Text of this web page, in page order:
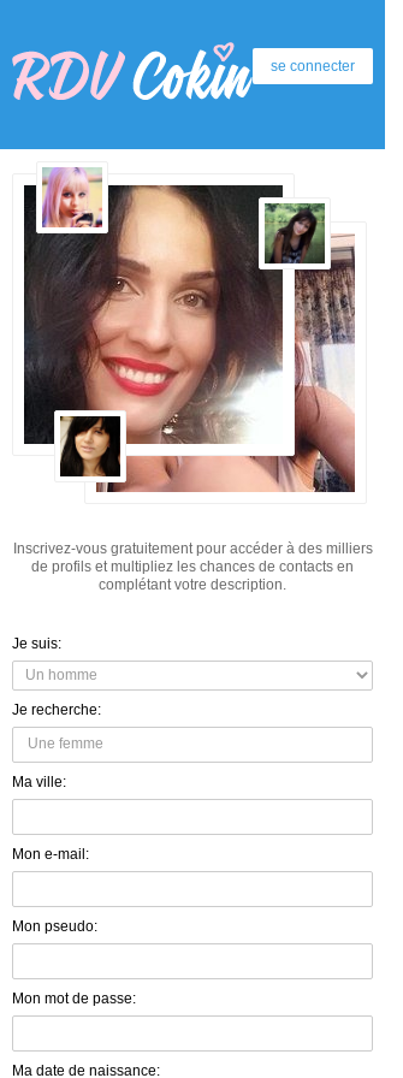
se connecter
Inscrivez-vous gratuitement pour accéder à des milliers
de profils et multipliez les chances de contacts en
complétant votre description.
Je suis:
Je recherche:
Ma ville:
Mon e-mail:
Mon pseudo:
Mon mot de passe:
Ma date de naissance: